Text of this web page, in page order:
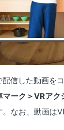
信した動画を
ーク＞VRアク
なお、動画は